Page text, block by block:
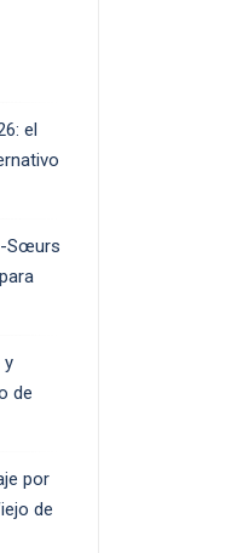
el
Sœurs
y
de
por
de